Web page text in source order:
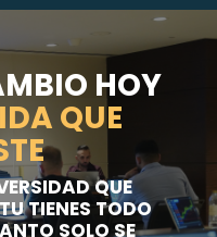
HOY
QUE
QUE
TIENES TODO
SOLO SE